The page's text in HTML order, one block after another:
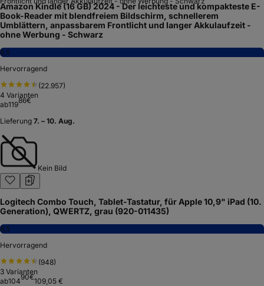
Amazon Kindle (16 GB) 2024 - Der leichteste und kompakteste E-
Book-Reader mit blendfreiem Bildschirm, schnellerem
Umblättern, anpassbarem Frontlicht und langer Akkulaufzeit -
ohne Werbung - Schwarz
8,5
Hervorragend
(22.957)
4 Varianten
ab11986€
Lieferung 7. – 10. Aug.
Kein Bild
Logitech Combo Touch, Tablet-Tastatur, für Apple 10,9" iPad (10.
Generation), QWERTZ, grau (920-011435)
8,5
Hervorragend
(948)
3 Varianten
ab10490€109,05 €